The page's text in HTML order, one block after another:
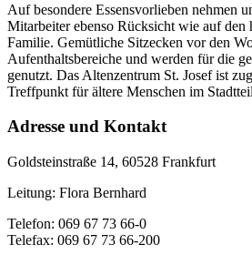
Auf besondere Essensvorlieben nehmen
Mitarbeiter ebenso Rücksicht wie auf den
Familie. Gemütliche Sitzecken vor den
Aufenthaltsbereiche und werden für die
genutzt. Das Altenzentrum St. Josef ist
Treffpunkt für ältere Menschen im
Adresse und Kontakt
Goldsteinstraße 14, 60528 Frankfurt
Leitung: Flora Bernhard
Telefon: 069 67 73 66-0
Telefax: 069 67 73 66-200